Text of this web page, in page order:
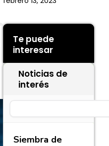
Te puede
interesar
Noticias de
interés
Siembra de